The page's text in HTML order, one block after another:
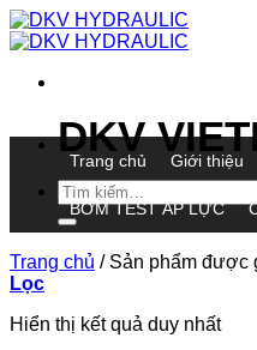
Chuyển
đến
dung
DKV
Tìm
kiếm:
Trang chủ Giới thiệu
BƠM TEST ÁP LỰC
Trang chủ /Sản phẩm được
Lọc
Hiển thị kết quả duy nhất